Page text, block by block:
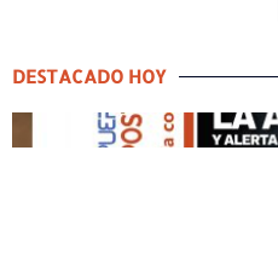
DESTACADO HOY